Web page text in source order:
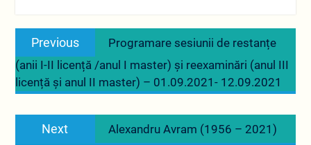
Navigare
articole
Previous
post:
Programare sesiunii de restanțe
(anii I-II licență /anul I master) și reexaminări (anul III
licență și anul II master) – 01.09.2021- 12.09.2021
Next
Next
post:
Alexandru Avram (1956 – 2021)